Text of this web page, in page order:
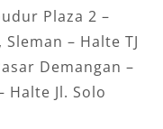
Plaza 2 –
– Halte TJ
Demangan –
Halte Jl. Solo